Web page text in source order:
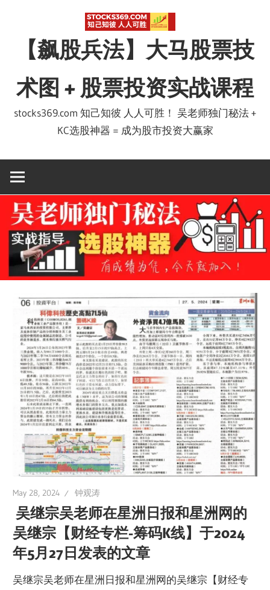
【飙股兵法】大马股票技
术图 + 股票投资实战课程
stocks369.com 知己知彼 人人可胜！ 吴老师独门秘法 +
KC选股神器 = 成为股市投资大赢家
May 28, 2024 钟观涛
吴继宗吴老师在星洲日报和星洲网的
吴继宗【财经专栏-筹码K线】于2024
年5月27日发表的文章
吴继宗吴老师在星洲日报和星洲网的吴继宗【财经专